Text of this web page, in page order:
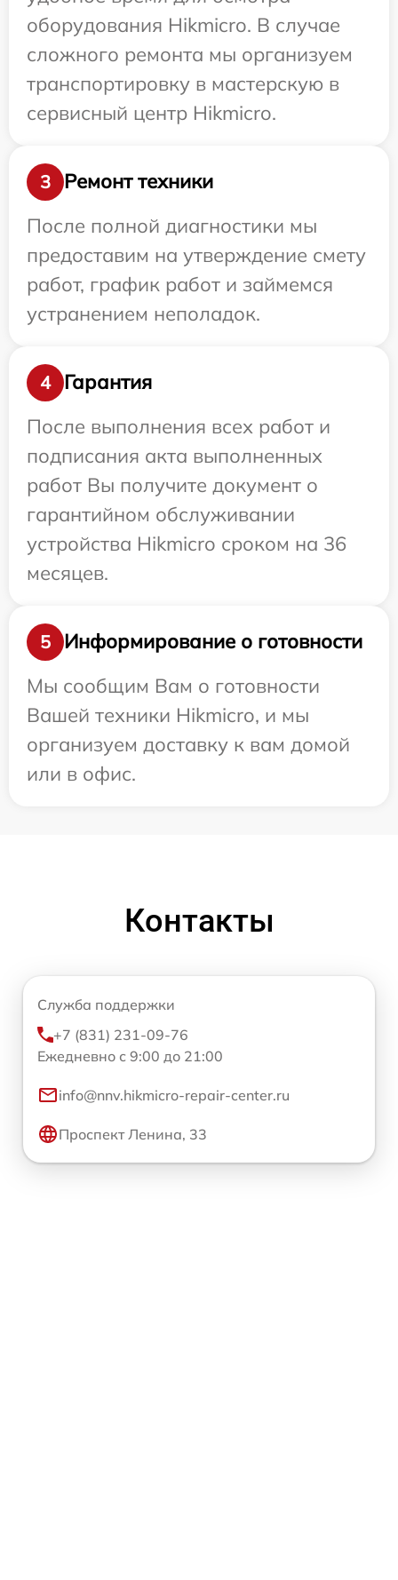
оборудования Hikmicro. В случае
сложного ремонта мы организуем
транспортировку в мастерскую в
сервисный центр Hikmicro.
3
Ремонт техники
После полной диагностики мы
предоставим на утверждение смету
работ, график работ и займемся
устранением неполадок.
4
Гарантия
После выполнения всех работ и
подписания акта выполненных
работ Вы получите документ о
гарантийном обслуживании
устройства Hikmicro сроком на 36
месяцев.
5
Информирование о готовности
Мы сообщим Вам о готовности
Вашей техники Hikmicro, и мы
организуем доставку к вам домой
или в офис.
Контакты
Служба поддержки
+7 (831) 231-09-76
Ежедневно с 9:00 до 21:00
info@nnv.hikmicro-repair-center.ru
Проспект Ленина, 33